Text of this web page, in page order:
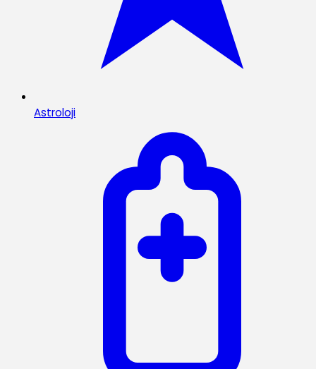
Astroloji